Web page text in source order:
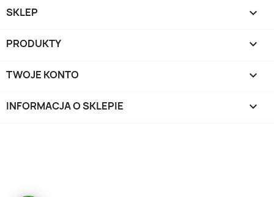
SKLEP 
PRODUKTY 
TWOJE KONTO 
INFORMACJA O SKLEPIE keyboard_arrow_down